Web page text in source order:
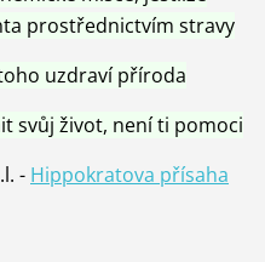
prostřednictvím stravy
uzdraví příroda
svůj život, není ti pomoci
- Hippokratova přísaha